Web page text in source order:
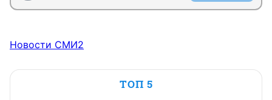
Новости СМИ2
ТОП 5